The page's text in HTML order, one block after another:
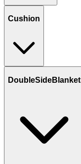
Cushion
DoubleSideBlanket